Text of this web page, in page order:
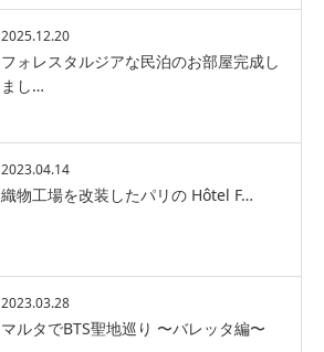
2025.12.20
フォレスタルジアな民泊のお部屋完成し
まし…
2023.04.14
織物工場を改装したパリの Hôtel F…
2023.03.28
マルタでBTS聖地巡り 〜バレッタ編〜